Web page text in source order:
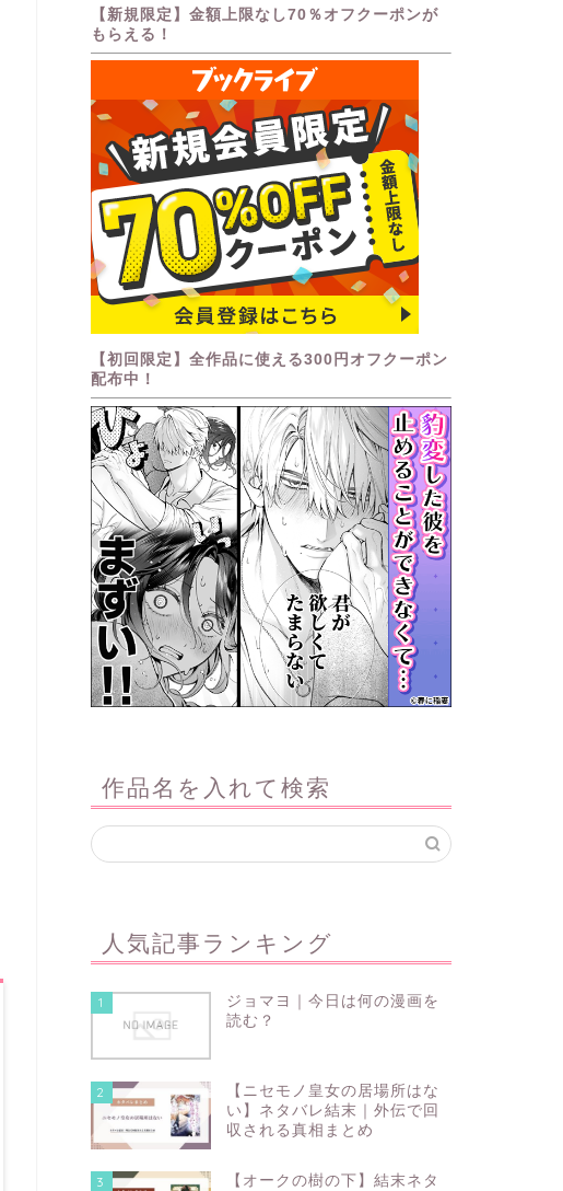
【新規限定】金額上限なし70％オフクーポンが
もらえる！
【初回限定】全作品に使える300円オフクーポン
配布中！
作品名を入れて検索
人気記事ランキング
1
ジョマヨ｜今日は何の漫画を
読む？
2
【ニセモノ皇女の居場所はな
い】ネタバレ結末｜外伝で回
収される真相まとめ
3
【オークの樹の下】結末ネタ